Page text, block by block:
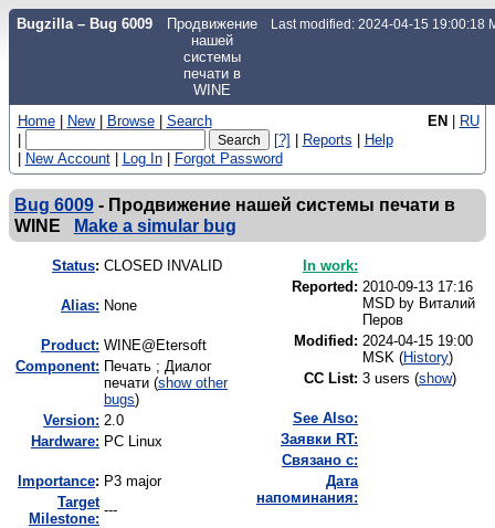
Bugzilla – Bug 6009
Продвижение
нашей
системы
печати в
WINE
Last modified: 2024-04-15 19:00:18
EN | RU
Home | New | Browse | Search
|
[?] | Reports | Help
| New Account | Log In | Forgot Password
Bug 6009 - Продвижение нашей системы печати в
WINE
Make a simular bug
Status: CLOSED INVALID
Alias: None
Product: WINE@Etersoft
Component: Печать ; Диалог
печати (show other
bugs)
Version: 2.0
Hardware: PC Linux
mportance: P3 major
Target
Milestone:
---
In work:
Reported: 2010-09-13 17:16
MSD by Виталий
Перов
Modified: 2024-04-15 19:00
MSK (History)
CC List: 3 users (show)
See Also:
Заявки RT:
Связано с:
Дата
напоминания: